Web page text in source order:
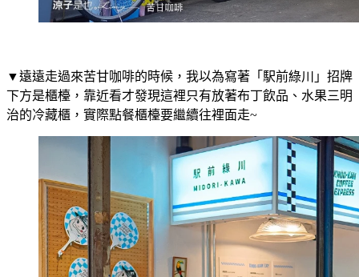
▼遠遠走過來苦甘咖啡的時候，我以為寫著「駅前綠川」招牌
下方是櫃檯，靠近看才發現這裡只有放著布丁飲品、水果三明
治的冷藏櫃，實際點餐櫃檯要繼續往裡面走~